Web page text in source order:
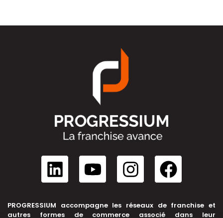
PROGRESSIUM accompagne les réseaux de franchise et
autres formes de commerce associé dans leur